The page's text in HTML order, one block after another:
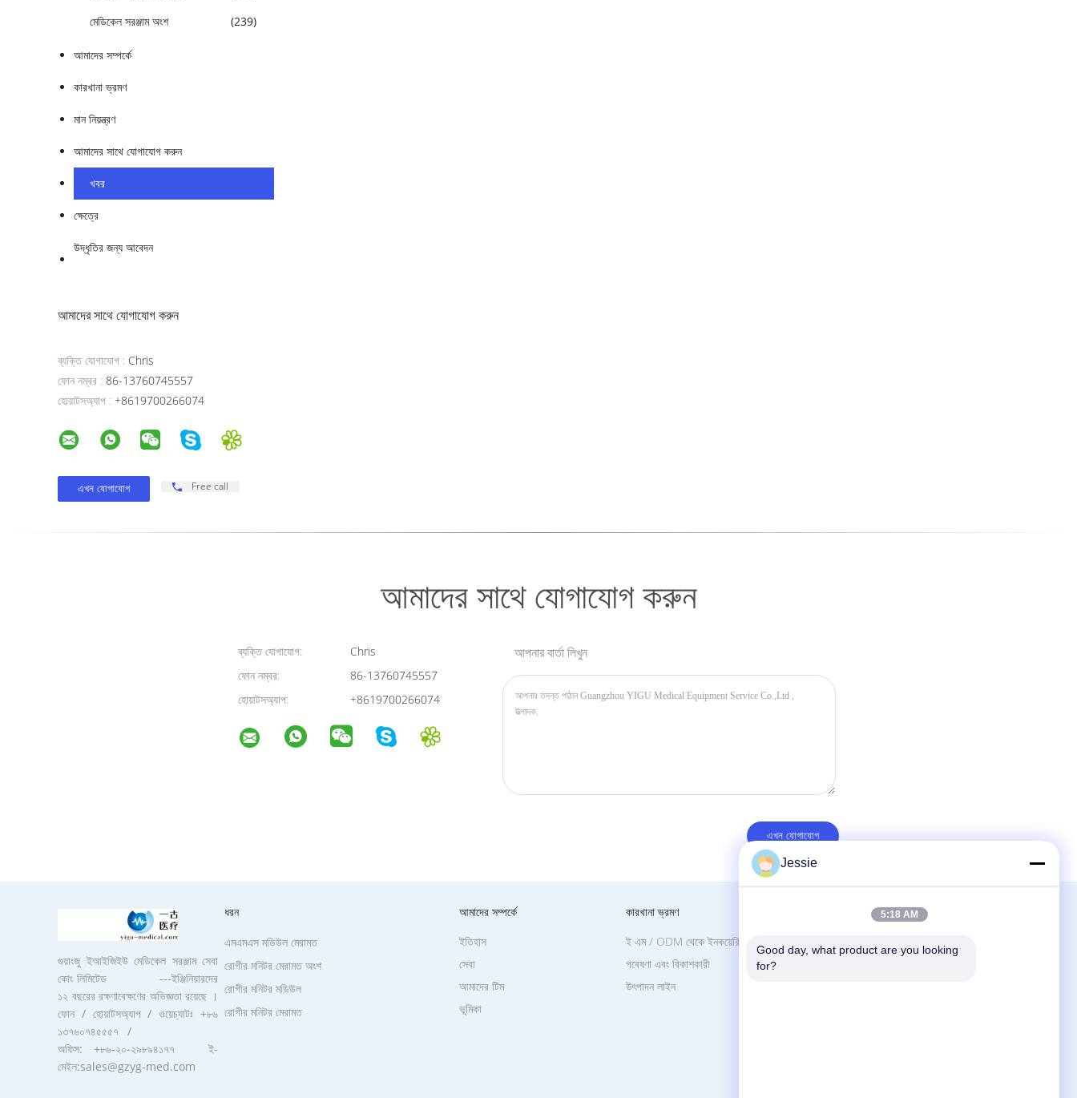
মেডিকেল সরঞ্জাম অংশ
(239)
আমাদের সম্পর্কে
কারখানা ভ্রমণ
মান নিয়ন্ত্রণ
আমাদের সাথে যোগাযোগ করুন
খবর
ক্ষেত্রে
উদ্ধৃতির জন্য আবেদন
আমাদের সাথে যোগাযোগ করুন
ব্যক্তি যোগাযোগ : Chris
ফোন নম্বর : 86-13760745557
হোয়াটসঅ্যাপ : +8619700266074
Free call
আমাদের সাথে যোগাযোগ করুন
ব্যক্তি যোগাযোগ:
Chris
ফোন নম্বর:
86-13760745557
হোয়াটসঅ্যাপ:
+8619700266074
আপনার বার্তা লিখুন
গুয়াংজু ইআইজিইউ মেডিকেল সরঞ্জাম সেবা
কোং লিমিটেড ---ইঞ্জিনিয়ারদের
১২ বছরের রক্ষণাবেক্ষণের অভিজ্ঞতা রয়েছে ।
ফোন / হোয়াটসঅ্যাপ / ওয়েচ্যাটঃ +৮৬
১৩৭৬০৭৪৫৫৫৭ /
অফিস: +৮৬-২০-২৯৮৯৪১৭৭ ই-
মেইল:sales@gzyg-med.com
ধরন
রোগীর মনিটর মেরামত
এমএমএস মডিউল মেরামত
রোগীর মনিটর মেরামত অংশ
রোগীর মনিটর মডিউল
আমাদের সম্পর্কে
ভূমিকা
ইতিহাস
সেবা
আমাদের টিম
কারখানা ভ্রমণ
উৎপাদন লাইন
ই এম / ODM থেকে ইনকয়েরি
গবেষণা এবং বিকাশকারী
আমাদের সাথে যোগাযোগ করুন
Service Co.,Ltd
Jessie
5:18 AM
Good day, what product are you looking
for?